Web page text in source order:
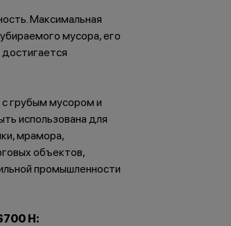
Максимальная
мусора, его
грубым мусором и
использована для
мрамора,
объектов,
промышленности
H: